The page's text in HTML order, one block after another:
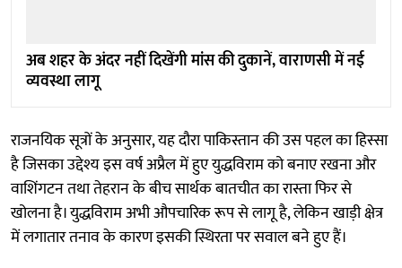
अब शहर के अंदर नहीं दिखेंगी मांस की दुकानें, वाराणसी में नई
व्यवस्था लागू
राजनयिक सूत्रों के अनुसार, यह दौरा पाकिस्तान की उस पहल का हिस्सा
है जिसका उद्देश्य इस वर्ष अप्रैल में हुए युद्धविराम को बनाए रखना और
वाशिंगटन तथा तेहरान के बीच सार्थक बातचीत का रास्ता फिर से
खोलना है। युद्धविराम अभी औपचारिक रूप से लागू है, लेकिन खाड़ी क्षेत्र
में लगातार तनाव के कारण इसकी स्थिरता पर सवाल बने हुए हैं।